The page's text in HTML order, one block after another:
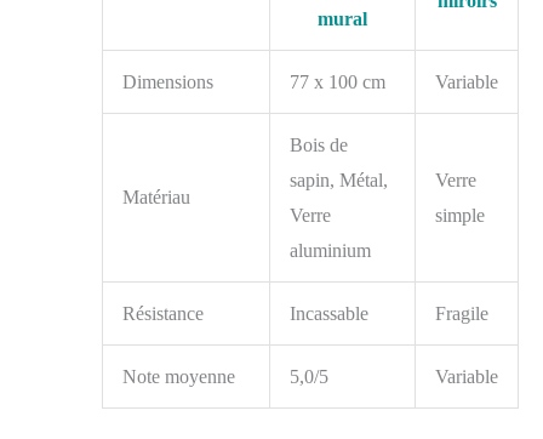
mural
Dimensions 77 x 100 cm Variable
Matériau
Bois de
sapin, Métal,
Verre
aluminium
Verre
simple
Résistance Incassable Fragile
Note moyenne 5,0/5 Variable